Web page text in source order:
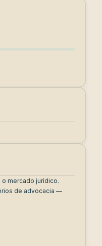
o mercado jurídico.
de advocacia —